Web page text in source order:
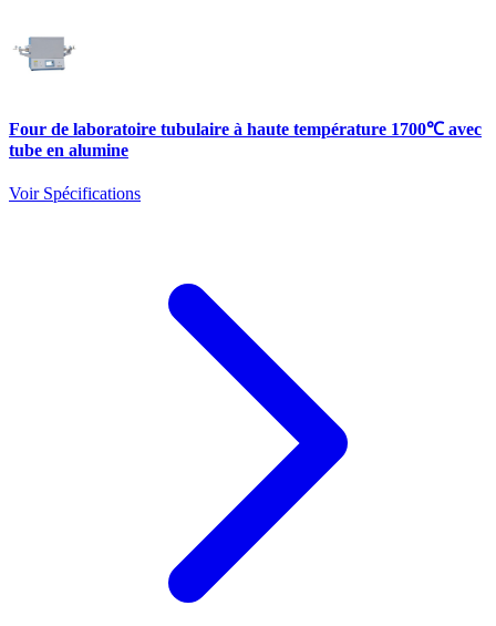
Four de laboratoire tubulaire à haute température 1700℃ avec
tube en alumine
Voir Spécifications